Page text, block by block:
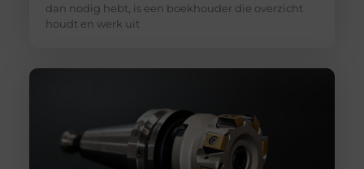
dan nodig hebt, is een boekhouder die overzicht
houdt en werk uit